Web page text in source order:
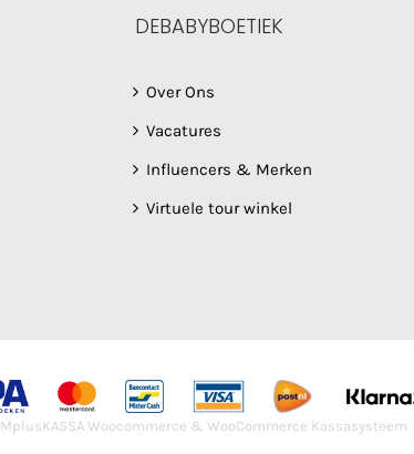
DEBABYBOETIEK
Over Ons
Vacatures
Influencers & Merken
Virtuele tour winkel
MplusKASSA Woocommerce & WooCommerce Kassasysteem